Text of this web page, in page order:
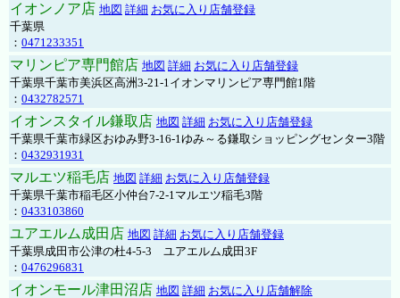
イオンノア店 地図 詳細 お気に入り店舗登録
千葉県
： 0471233351
マリンピア専門館店 地図 詳細 お気に入り店舗登録
千葉県千葉市美浜区高洲3-21-1イオンマリンピア専門館1階
： 0432782571
イオンスタイル鎌取店 地図 詳細 お気に入り店舗登録
千葉県千葉市緑区おゆみ野3-16-1ゆみ～る鎌取ショッピングセンター3階
： 0432931931
マルエツ稲毛店 地図 詳細 お気に入り店舗登録
千葉県千葉市稲毛区小仲台7-2-1マルエツ稲毛3階
： 0433103860
ユアエルム成田店 地図 詳細 お気に入り店舗登録
千葉県成田市公津の杜4-5-3 ユアエルム成田3F
： 0476296831
イオンモール津田沼店 地図 詳細 お気に入り店舗解除